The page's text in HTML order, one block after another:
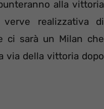
alla vittoria
realizzativa di
ci sarà un Milan che
via della vittoria dopo